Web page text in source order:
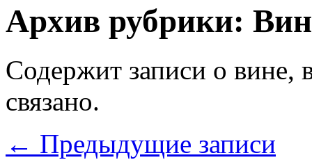
Архив рубрики:
Содержит записи о вине,
связано.
← Предыдущие записи